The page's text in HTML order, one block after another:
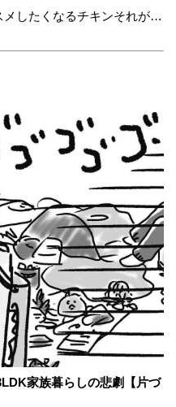
メしたくなるチキンそれが…
家族暮らしの悲劇【片づ